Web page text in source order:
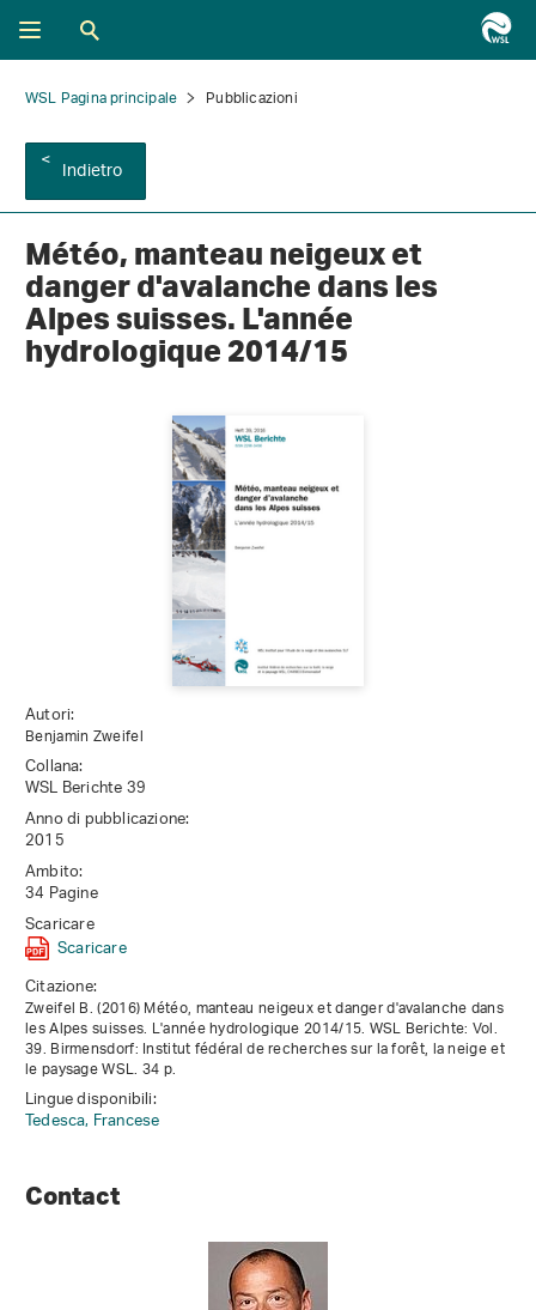
WSL Pagina principale Pubblicazioni
Indietro
Météo, manteau neigeux et
danger d'avalanche dans les
Alpes suisses. L'année
hydrologique 2014/15
Autori:
Benjamin Zweifel
Collana:
WSL Berichte 39
Anno di pubblicazione:
2015
Ambito:
34 Pagine
Scaricare
Scaricare
Citazione:
Zweifel B. (2016) Météo, manteau neigeux et danger d'avalanche dans
les Alpes suisses. L'année hydrologique 2014/15. WSL Berichte: Vol.
39. Birmensdorf: Institut fédéral de recherches sur la forêt, la neige et
le paysage WSL. 34 p.
Lingue disponibili:
Tedesca, Francese
Contact